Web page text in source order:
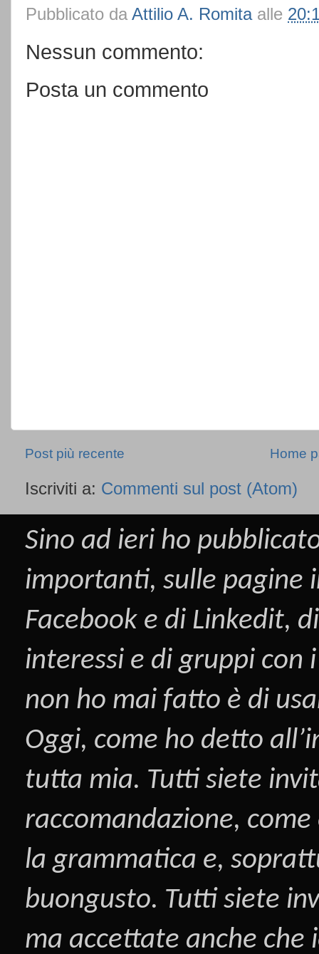
Pubblicato da Attilio A. Romita alle
Nessun commento:
Posta un commento
Post più recente Home
Iscriviti a: Commenti sul post (Atom)
Sino ad ieri ho
importanti, sulle pagine
Facebook e di Linkedit,
interessi e di gruppi con
non ho mai fatto è di
Oggi, come ho detto
tutta mia. Tutti siete
raccomandazione,
la grammatica e,
buongusto. Tutti siete
ma accettate anche che